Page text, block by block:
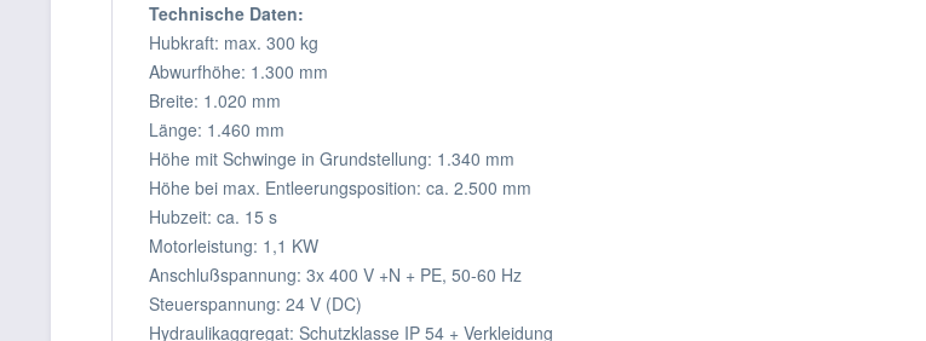
Technische Daten:
Hubkraft: max. 300 kg
Abwurfhöhe: 1.300 mm
Breite: 1.020 mm
Länge: 1.460 mm
Höhe mit Schwinge in Grundstellung: 1.340 mm
Höhe bei max. Entleerungsposition: ca. 2.500 mm
Hubzeit: ca. 15 s
Motorleistung: 1,1 KW
Anschlußspannung: 3x 400 V +N + PE, 50-60 Hz
Steuerspannung: 24 V (DC)
Hydraulikaggregat: Schutzklasse IP 54 + Verkleidung